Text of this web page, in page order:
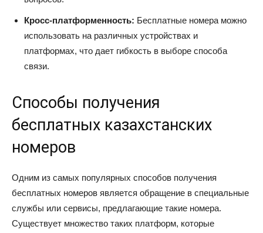
Кросс-платформенность: Бесплатные номера можно
использовать на различных устройствах и
платформах, что дает гибкость в выборе способа
связи.
Способы получения
бесплатных казахстанских
номеров
Одним из самых популярных способов получения
бесплатных номеров является обращение в специальные
службы или сервисы, предлагающие такие номера.
Существует множество таких платформ, которые